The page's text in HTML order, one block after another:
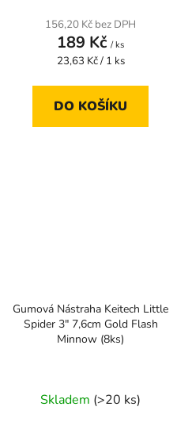
156,20 Kč bez DPH
189 Kč / ks
Měrná
23,63 Kč / 1 ks
DO KOŠÍKU
Gumová Nástraha Keitech Little
Spider 3" 7,6cm Gold Flash
Minnow (8ks)
Skladem (>20 ks)